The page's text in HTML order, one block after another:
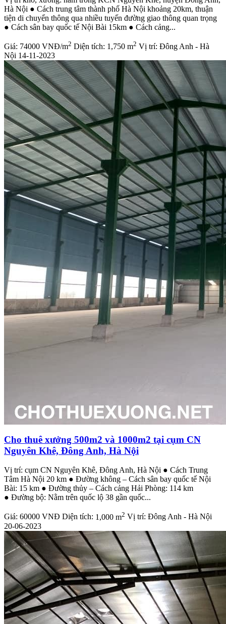
Hà Nội ● Cách trung tâm thành phố Hà Nội khoảng 20km, thuận
tiện di chuyển thông qua nhiều tuyến đường giao thông quan trọng
● Cách sân bay quốc tế Nội Bài 15km ● Cách cảng...
Giá: 74000 VNĐ/m2 Diện tích: 1,750 m2 Vị trí: Đông Anh - Hà
Nội 14-11-2023
Cho thuê xưởng 500m2 và 1000m2 tại cụm CN
Nguyên Khê, Đông Anh, Hà Nội
Vị trí: cụm CN Nguyên Khê, Đông Anh, Hà Nội ● Cách Trung
Tâm Hà Nội 20 km ● Đường không – Cách sân bay quốc tế Nội
Bài: 15 km ● Đường thủy – Cách cảng Hải Phòng: 114 km
● Đường bộ: Nằm trên quốc lộ 38 gần quốc...
Giá: 60000 VNĐ Diện tích: 1,000 m2 Vị trí: Đông Anh - Hà Nội
20-06-2023